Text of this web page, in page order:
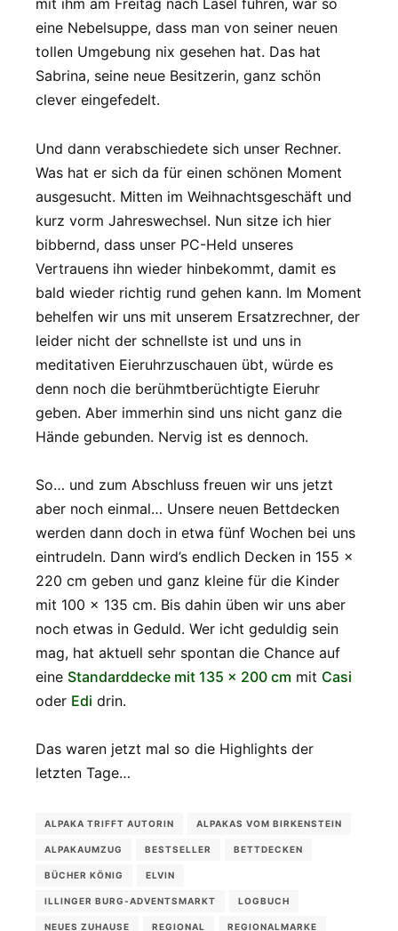
mit ihm am Freitag nach Lasel fuhren, war so
eine Nebelsuppe, dass man von seiner neuen
tollen Umgebung nix gesehen hat. Das hat
Sabrina, seine neue Besitzerin, ganz schön
clever eingefedelt.
Und dann verabschiedete sich unser Rechner.
Was hat er sich da für einen schönen Moment
ausgesucht. Mitten im Weihnachtsgeschäft und
kurz vorm Jahreswechsel. Nun sitze ich hier
bibbernd, dass unser PC-Held unseres
Vertrauens ihn wieder hinbekommt, damit es
bald wieder richtig rund gehen kann. Im Moment
behelfen wir uns mit unserem Ersatzrechner, der
leider nicht der schnellste ist und uns in
meditativen Eieruhrzuschauen übt, würde es
denn noch die berühmtberüchtigte Eieruhr
geben. Aber immerhin sind uns nicht ganz die
Hände gebunden. Nervig ist es dennoch.
So… und zum Abschluss freuen wir uns jetzt
aber noch einmal… Unsere neuen Bettdecken
werden dann doch in etwa fünf Wochen bei uns
eintrudeln. Dann wird’s endlich Decken in 155 x
220 cm geben und ganz kleine für die Kinder
mit 100 x 135 cm. Bis dahin üben wir uns aber
noch etwas in Geduld. Wer icht geduldig sein
mag, hat aktuell sehr spontan die Chance auf
eine Standarddecke mit 135 x 200 cm mit Casi
oder Edi drin.
Das waren jetzt mal so die Highlights der
letzten Tage…
ALPAKA TRIFFT AUTORIN ALPAKAS VOM BIRKENSTEIN
ALPAKAUMZUG BESTSELLER BETTDECKEN
BÜCHER KÖNIG ELVIN
ILLINGER BURG-ADVENTSMARKT LOGBUCH
NEUES ZUHAUSE REGIONAL REGIONALMARKE